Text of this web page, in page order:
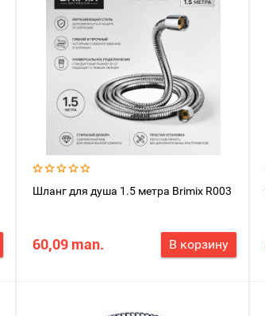
Шланг для душа 1.5 метра Brimix R003
60,09 man. В корзину